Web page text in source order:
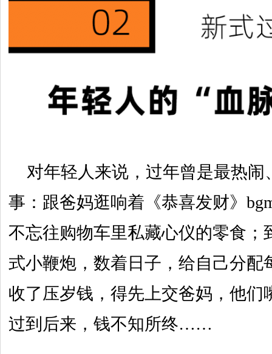
对年轻人来说，过年曾是最热闹
事：跟爸妈逛响着《恭喜发财》
不忘往购物车里私藏心仪的零食；
式小鞭炮，数着日子，给自己分配
收了压岁钱，得先上交爸妈，他们
过到后来，钱不知所终……